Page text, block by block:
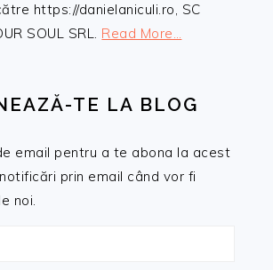
https://danielaniculi.ro, SC
SOUL SRL. Read More…
TE LA BLOG
email pentru a te abona la acest
prin email când vor fi
noi.